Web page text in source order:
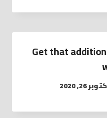
Get that
26, 2020